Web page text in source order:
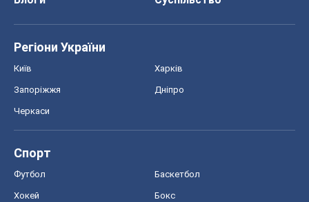
Регіони України
Київ Харків
Запоріжжя Дніпро
Черкаси
Спорт
Футбол Баскетбол
Хокей Бокс